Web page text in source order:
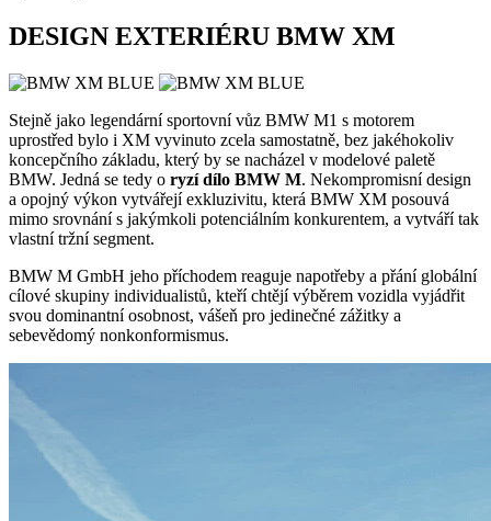
DESIGN EXTERIÉRU BMW XM
Stejně jako legendární sportovní vůz BMW M1 s motorem
uprostřed bylo i XM vyvinuto zcela samostatně, bez jakéhokoliv
koncepčního základu, který by se nacházel v modelové paletě
BMW. Jedná se tedy o ryzí dílo BMW M. Nekompromisní design
a opojný výkon vytvářejí exkluzivitu, která BMW XM posouvá
mimo srovnání s jakýmkoli potenciálním konkurentem, a vytváří tak
vlastní tržní segment.
BMW M GmbH jeho příchodem reaguje napotřeby a přání globální
cílové skupiny individualistů, kteří chtějí výběrem vozidla vyjádřit
svou dominantní osobnost, vášeň pro jedinečné zážitky a
sebevědomý nonkonformismus.